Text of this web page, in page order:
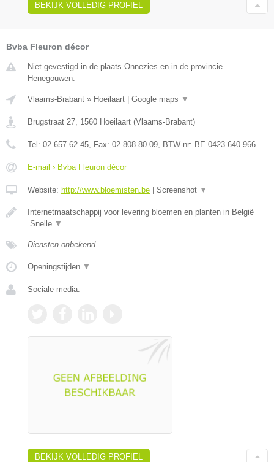
BEKIJK VOLLEDIG PROFIEL
Bvba Fleuron décor
Niet gevestigd in de plaats Onnezies en in de provincie
Henegouwen.
Vlaams-Brabant » Hoeilaart Google maps ▼
Brugstraat 27, 1560 Hoeilaart (Vlaams-Brabant)
Tel: 02 657 62 45, Fax: 02 808 80 09, BTW-nr: BE 0423 640 966
E-mail › Bvba Fleuron décor
Website: http://www.bloemisten.be Screenshot ▼
Internetmaatschappij voor levering bloemen en planten in België
.Snelle ▼
Diensten onbekend
Openingstijden ▼
Sociale media:
BEKIJK VOLLEDIG PROFIEL